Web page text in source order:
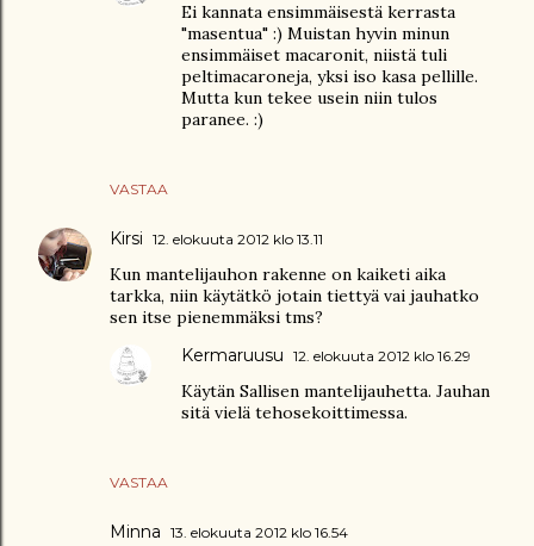
VASTAA
Ei kannata ensimmäisestä kerrasta
"masentua" :) Muistan hyvin minun
ensimmäiset macaronit, niistä tuli
peltimacaroneja, yksi iso kasa pellille.
Mutta kun tekee usein niin tulos
paranee. :)
Kirsi 12. elokuuta 2012 klo 13.11
Kun mantelijauhon rakenne on kaiketi aika
tarkka, niin käytätkö jotain tiettyä vai jauhatko
sen itse pienemmäksi tms?
VASTAA
Kermaruusu 12. elokuuta 2012 klo 16.29
Käytän Sallisen mantelijauhetta. Jauhan
sitä vielä tehosekoittimessa.
Minna 13. elokuuta 2012 klo 16.54